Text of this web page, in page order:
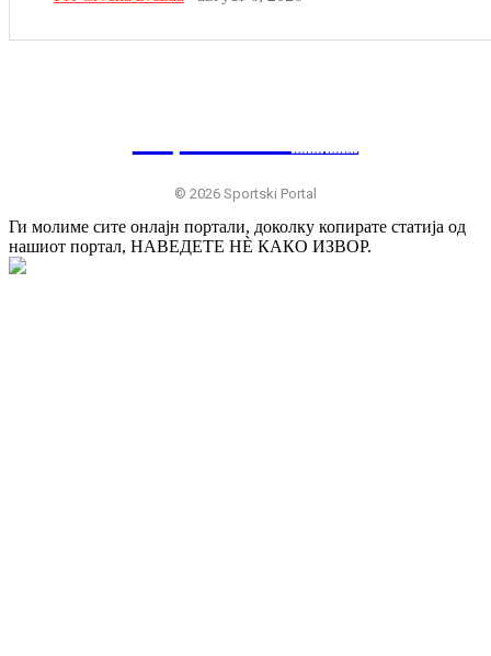
© 2026 Sportski Portal
Ги молиме сите онлајн портали, доколку копирате статија од
нашиот портал, НАВЕДЕТЕ НÈ КАКО ИЗВОР.